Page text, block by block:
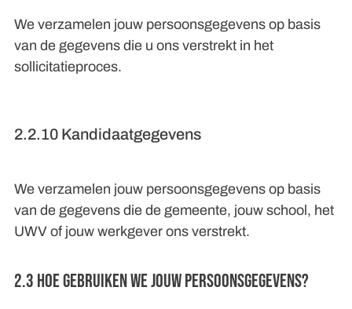
We verzamelen jouw persoonsgegevens op basis
van de gegevens die u ons verstrekt in het
sollicitatieproces.
2.2.10 Kandidaatgegevens
We verzamelen jouw persoonsgegevens op basis
van de gegevens die de gemeente, jouw school, het
UWV of jouw werkgever ons verstrekt.
2.3 Hoe gebruiken we jouw persoonsgegevens?